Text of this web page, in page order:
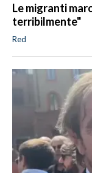
Le migranti
terribilmente"
Red